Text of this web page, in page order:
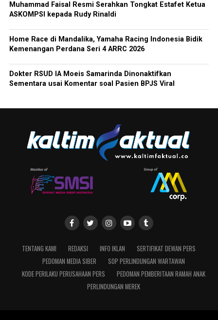
Muhammad Faisal Resmi Serahkan Tongkat Estafet Ketua
ASKOMPSI kepada Rudy Rinaldi
Home Race di Mandalika, Yamaha Racing Indonesia Bidik
Kemenangan Perdana Seri 4 ARRC 2026
Dokter RSUD IA Moeis Samarinda Dinonaktifkan
Sementara usai Komentar soal Pasien BPJS Viral
TENTANG KAMI REDAKSI INFO IKLAN
SERTIFIKAT DEWAN PERS
PEDOMAN MEDIA SIBER
SOP PERLINDUNGAN WARTAWAN
KODE PERILAKU PERUSAHAAN PERS
PEDOMAN PEMBERITAAN RAMAH ANAK
PERLINDUNGAN MEREK